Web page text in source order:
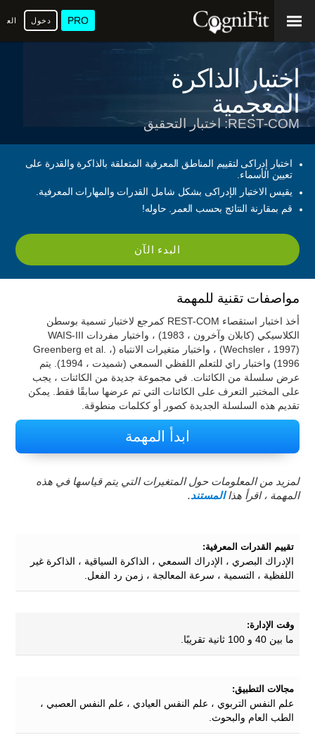
PRO دخول
اختبار الذاكرة
المعجمية
REST-COM: اختبار التحقيق
اختبار إدراكى لتقييم المناطق المعرفية المتعلقة بالذاكرة والقدرة على
تعيين الأسماء.
يقيس الاختبار الإدراكى بشكل شامل القدرات والمهارات المعرفية.
قم بمقارنة النتائج بحسب العمر. حاوله!
البدء الآن
مواصفات تقنية للمهمة
أخذ اختبار استقصاء REST-COM كمرجع لاختبار تسمية بوسطن
الكلاسيكي (كابلان وآخرون ، 1983) ، واختبار مفردات WAIS-III
(Wechsler ، 1997) ، واختبار متغيرات الانتباه (Greenberg et al. ،
1996) واختبار راي للتعلم اللفظي السمعي (شميدت ، 1994). يتم
عرض سلسلة من الكائنات. في مجموعة جديدة من الكائنات ، يجب
على المختبر التعرف على الكائنات التي تم عرضها سابقًا فقط. يمكن
تقديم هذه السلسلة الجديدة كصور أو ككلمات منطوقة.
ابدأ المهمة
لمزيد من المعلومات حول المتغيرات التي يتم قياسها في هذه
المهمة ، اقرأ هذاالمستند.
تقييم القدرات المعرفية:
الإدراك البصري ، الإدراك السمعي ، الذاكرة السياقية ، الذاكرة غير
اللفظية ، التسمية ، سرعة المعالجة ، زمن رد الفعل.
وقت الإدارة:
ما بين 40 و 100 ثانية تقريبًا.
مجالات التطبيق:
علم النفس التربوي ، علم النفس العيادي ، علم النفس العصبي ،
الطب العام والبحوث.